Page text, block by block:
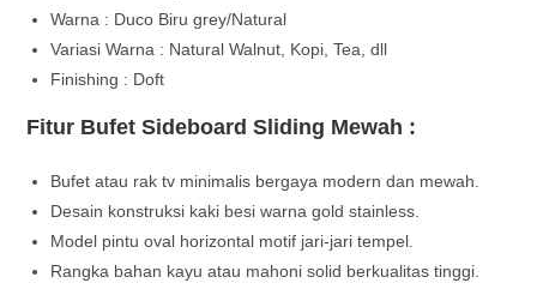
Warna : Duco Biru grey/Natural
Variasi Warna : Natural Walnut, Kopi, Tea, dll
Finishing : Doft
Fitur Bufet Sideboard Sliding Mewah :
Bufet atau rak tv minimalis bergaya modern dan mewah.
Desain konstruksi kaki besi warna gold stainless.
Model pintu oval horizontal motif jari-jari tempel.
Rangka bahan kayu atau mahoni solid berkualitas tinggi.